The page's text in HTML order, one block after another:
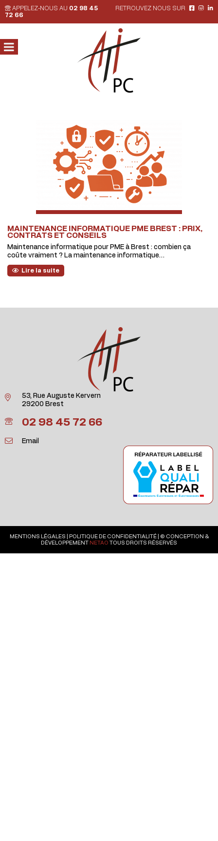
APPELEZ-NOUS AU 02 98 45
72 66
RETROUVEZ NOUS SUR
MAINTENANCE INFORMATIQUE PME BREST : PRIX,
CONTRATS ET CONSEILS
Maintenance informatique pour PME à Brest : combien ça
coûte vraiment ? La maintenance informatique…
Lire la suite
53, Rue Auguste Kervern
29200 Brest
02 98 45 72 66
Email
MENTIONS LÉGALES POLITIQUE DE CONFIDENTIALITÉ| © CONCEPTION &
DÉVELOPPEMENT NETAO TOUS DROITS RÉSERVÉS